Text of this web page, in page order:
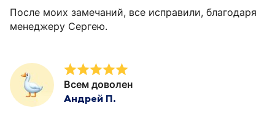
После моих замечаний, все исправили, благодаря
менеджеру Сергею.
Всем доволен
Андрей П.